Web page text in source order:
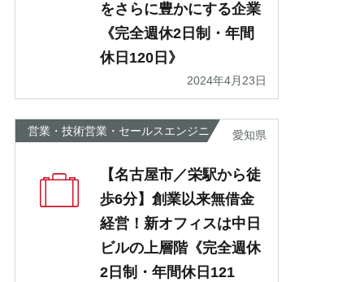
をさらに豊かにする企業
《完全週休2日制・年間
休日120日》
2024年4月23日
営業・技術営業・セールスエンジニ
愛知県
【名古屋市／栄駅から徒
歩6分】創業以来無借金
経営！新オフィスは中日
ビルの上層階《完全週休
2日制・年間休日121